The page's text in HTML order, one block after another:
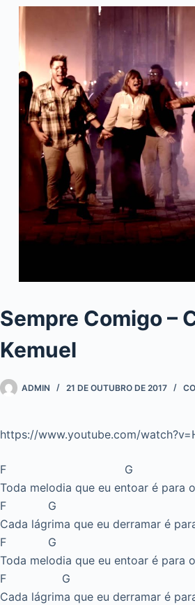
Sempre Comigo –
Kemuel
ADMIN 21 DE OUTUBRO DE 2017
https://www.youtube.com/
F G
Toda melodia que eu entoar é para
F G
Cada lágrima que eu derramar é
F G
Toda melodia que eu entoar é para
F G
Cada lágrima que eu derramar é